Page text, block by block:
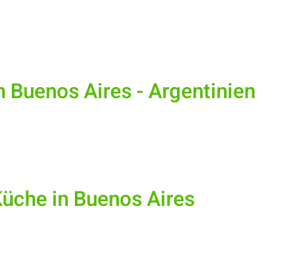
Aires - Argentinien
in Buenos Aires